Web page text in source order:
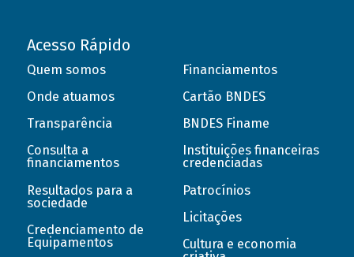
Acesso Rápido
Quem somos
Onde atuamos
Transparência
Consulta a
financiamentos
Resultados para a
sociedade
Credenciamento de
Equipamentos
Financiamentos
Cartão BNDES
BNDES Finame
Instituições financeiras
credenciadas
Patrocínios
Licitações
Cultura e economia